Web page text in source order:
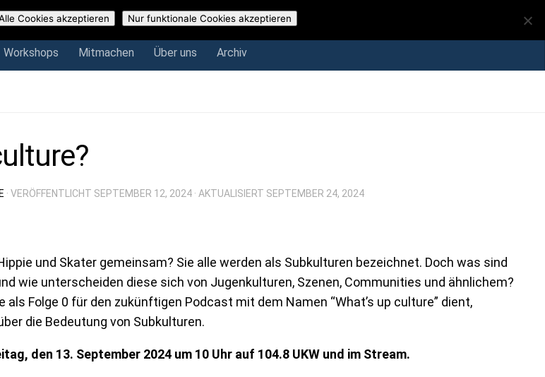
Mitmachen Über uns Archiv
Workshops Mitmachen Über uns Archiv
· VERÖFFENTLICHT SEPTEMBER 12, 2024 · AKTUALISIERT SEPTEMBER 24, 2024
und Skater gemeinsam? Sie alle werden als Subkulturen bezeichnet. Doch was sind
wie unterscheiden diese sich von Jugenkulturen, Szenen, Communities und ähnlichem?
als Folge 0 für den zukünftigen Podcast mit dem Namen “What’s up culture” dient,
die Bedeutung von Subkulturen.
den 13. September 2024 um 10 Uhr auf 104.8 UKW und im Stream.
Cookies akzeptieren Nur funktionale Cookies akzeptieren